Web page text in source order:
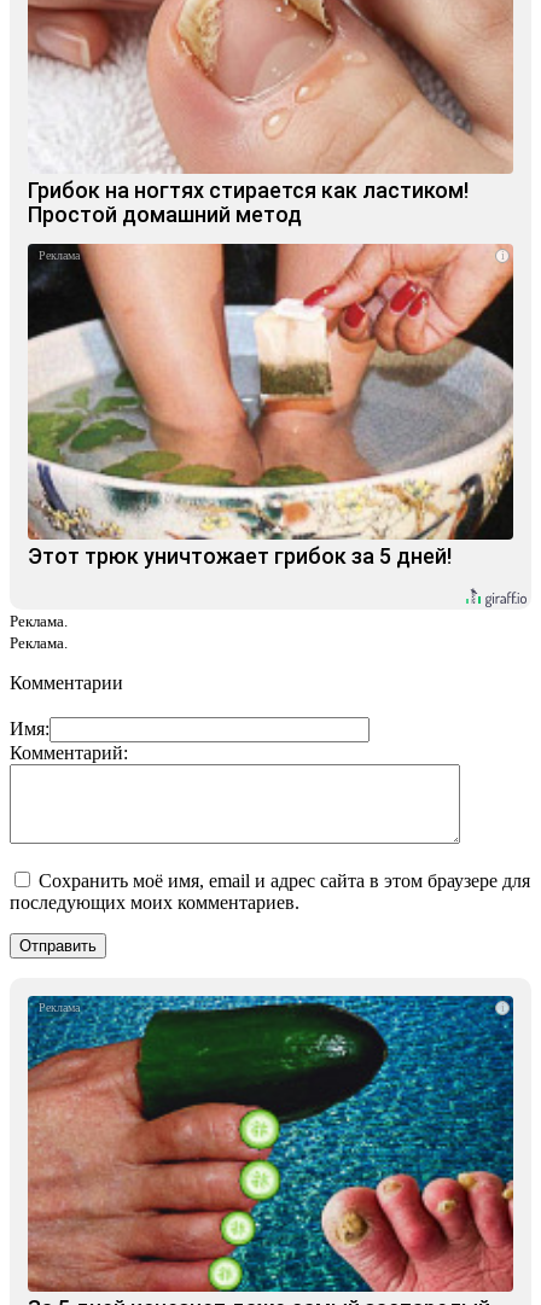
Грибок на ногтях стирается как ластиком!
Простой домашний метод
i
Этот трюк уничтожает грибок за 5 дней!
Реклама.
Реклама.
Комментарии
Имя:
Комментарий:
Сохранить моё имя, email и адрес сайта в этом браузере для
последующих моих комментариев.
i